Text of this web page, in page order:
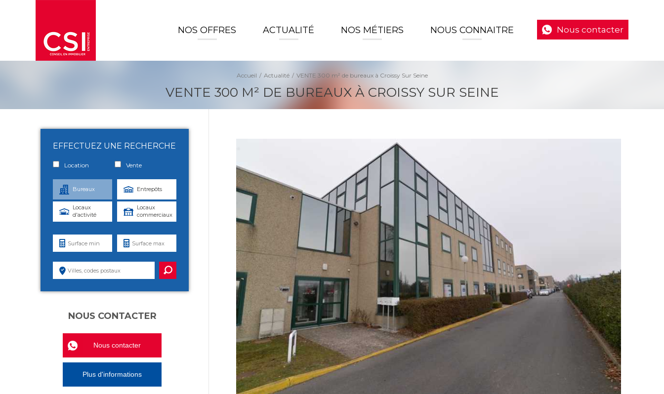
Nous contacter
NOS OFFRES ACTUALITÉ NOS MÉTIERS NOUS CONNAITRE
Accueil Actualité VENTE 300 m² de bureaux à Croissy Sur Seine
VENTE 300 M² DE BUREAUX À CROISSY SUR SEINE
EFFECTUEZ UNE RECHERCHE
Location Vente
Bureaux Entrepôts
Locaux
d'activité
Locaux
commerciaux
NOUS CONTACTER
Nous contacter
Plus d'informations